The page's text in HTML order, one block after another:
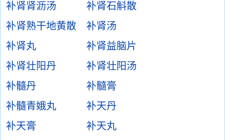
补肾肾沥汤
补肾石斛散
补肾熟干地黄散
补肾汤
补肾丸
补肾益脑片
补肾壮阳丹
补肾壮阳汤
补髓丹
补髓膏
补髓青娥丸
补天丹
补天膏
补天丸